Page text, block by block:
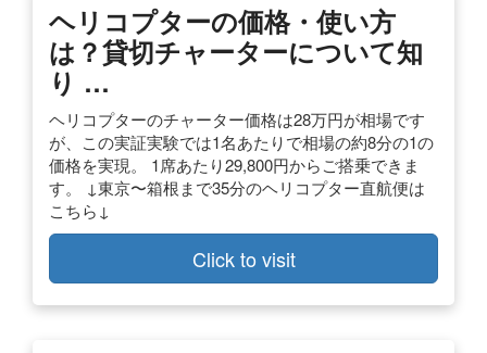
ヘリコプターの価格・使い方
は？貸切チャーターについて知
り …
ヘリコプターのチャーター価格は28万円が相場です
が、この実証実験では1名あたりで相場の約8分の1の
価格を実現。 1席あたり29,800円からご搭乗できま
す。 ↓東京〜箱根まで35分のヘリコプター直航便は
こちら↓
Click to visit